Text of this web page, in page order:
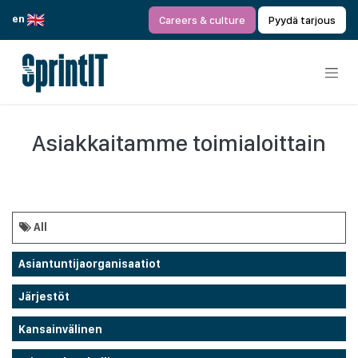
en
Careers & culture Pyydä tarjous
Asiakkaitamme toimialoittain
All
Asiantuntijaorganisaatiot
Järjestöt
Kansainvälinen